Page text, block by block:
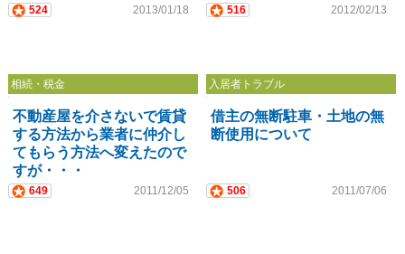
524 2013/01/18 516 2012/02/13
相続・税金
不動産屋を介さないで賃貸
する方法から業者に仲介し
てもらう方法へ変えたので
すが・・・
649 2011/12/05
入居者トラブル
借主の無断駐車・土地の無
断使用について
506 2011/07/06